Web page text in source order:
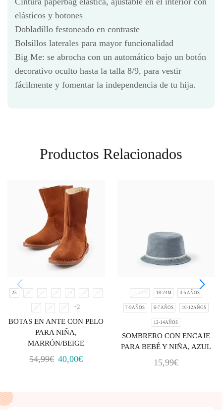
elásticos y botones
Dobladillo festoneado en contraste
Bolsillos laterales para mayor funcionalidad
Big Me: se abrocha con un automático bajo un botón
decorativo oculto hasta la talla 8/9, para vestir
fácilmente y fomentar la independencia de tu hija.
Productos Relacionados
25 26 27 28 29
32 +2
BOTAS EN ANTE CON PELO
PARA NIÑA,
MARRÓN/BEIGE
54,99€ 40,00€
12-18M 18-24M 3-5 AÑOS
7-9AÑOS 6-7 AÑOS 10-12AÑOS
12-14AÑOS
SOMBRERO CON ENCAJE
PARA BEBÉ Y NIÑA, AZUL
15,99€